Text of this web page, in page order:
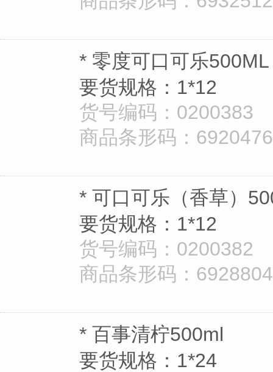
* 零度可口可乐500ML
要货规格：1*12
货号编码：0200383
商品条形码：
* 可口可乐（香草）
要货规格：1*12
货号编码：0200382
商品条形码：
* 百事清柠500ml
要货规格：1*24